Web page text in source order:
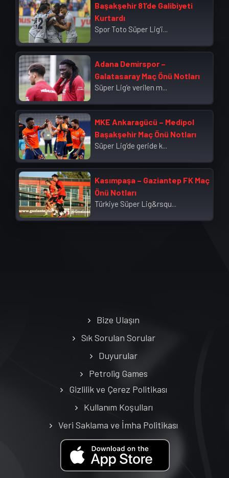
Başakşehir 81’de Galibiyeti
Kurtardı
Spor Toto Süper Lig’i...
Adana Demirspor –
Galatasaray Maç Önü Notları
Süper Lig’e verilen m...
MKE Ankaragücü – Medipol
Başakşehir Maç Önü Notları
Süper Lig’de geride k...
Kasımpaşa – Gaziantep FK Maç
Önü Notları
Türkiye Süper Lig&rsqu...
Bize Ulaşın
Sık Sorulan Sorular
Duyurular
Petrolig Games
Gizlilik ve Çerez Politikası
Kullanım Koşulları
Veri Saklama ve İmha Politikası